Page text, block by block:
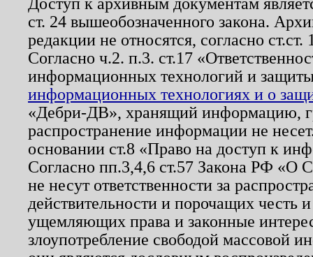
ст. 24 вышеобозначенного закона.
редакции не относятся, согласно
Согласно ч.2. п.3. ст.17
информационных технологий и
информационных технологиях и о
«Дебри-ДВ», хранящий информацию,
распространение информации не
основании ст.8 «Право на доступ к
Согласно пп.3,4,6 ст.57 Закона РФ «О
не несут ответственности за
действительности и порочащих честь
ущемляющих права и законные
злоупотребление свободой массовой